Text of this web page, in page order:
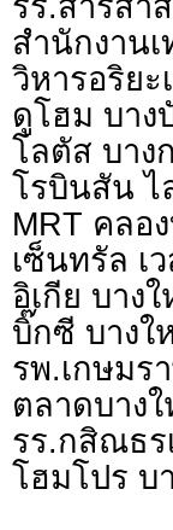
สำนักงาน
วิหารอริยะ
ดูโฮม บาง
โลตัส บาง
โรบินสัน ไ
MRT คลอ
เซ็นทรัล เ
อิเกีย บาง
บิ๊กซี บางใ
รพ.เกษมร
ตลาดบาง
รร.กสิณธร
โฮมโปร บ